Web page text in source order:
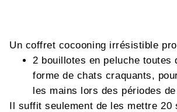
Un coffret cocooning irrésistible
2 bouillotes en peluche toutes
forme de chats craquants,
les mains lors des périodes
Il suffit seulement de les mettre 20